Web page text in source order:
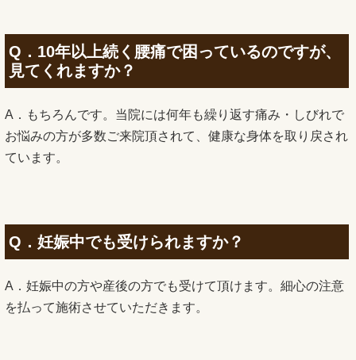
Q．10年以上続く腰痛で困っているのですが、
見てくれますか？
A．もちろんです。当院には何年も繰り返す痛み・しびれで
お悩みの方が多数ご来院頂されて、健康な身体を取り戻され
ています。
Q．妊娠中でも受けられますか？
A．妊娠中の方や産後の方でも受けて頂けます。細心の注意
を払って施術させていただきます。